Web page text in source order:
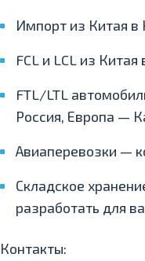
Импорт из Китая в
FCL и LCL из
FTL/LTL
Россия, Европа —
Авиаперевозки —
Складское
разработать для
Контакты: